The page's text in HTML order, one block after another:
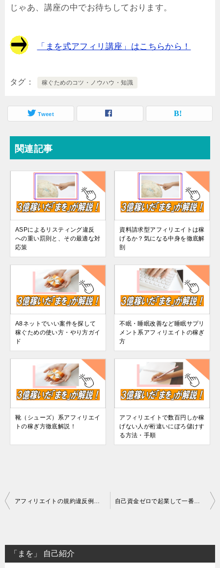
じゃあ、講座の中でお待ちしております。
「まを式アフィリ講座」はこちらから！
タグ 稼ぐためのコツ・ノウハウ・知識
Tweet
関連記事
ASPによるリスティング違反
への重い罰則と、その最適な対
応策
資料請求型アフィリエイトは稼
げるか？気になる中身を徹底解
剖
A8ネットでいい案件を探して
稼ぐための使い方・やり方ガイ
ド
不眠・睡眠改善など睡眠サプリ
メント系アフィリエイトの稼ぎ
方
靴（シューズ）系アフィリエイ
トの稼ぎ方徹底解説！
アフィリエイトで数百円しか稼
げない人が桁違いにぼろ儲けす
る方法・手順
投
ビ
ゲ
「まを」 自己紹介